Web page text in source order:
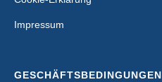
Impressum
GESCHÄFTSBEDINGUNGEN